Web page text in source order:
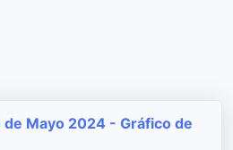
Mayo 2024 - Gráfico de